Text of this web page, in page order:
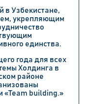
в Узбекистане,
укрепляющим
единства.
года для всех
Холдинга в
районе
«Team building.»